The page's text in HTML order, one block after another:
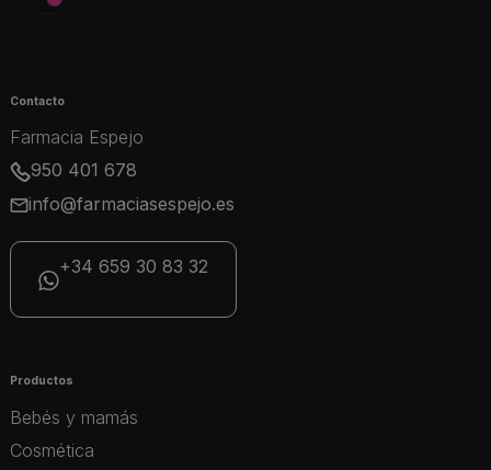
Contacto
Farmacia Espejo
950 401 678
info@farmaciasespejo.es
+34 659 30 83 32
Productos
Bebés y mamás
Cosmética